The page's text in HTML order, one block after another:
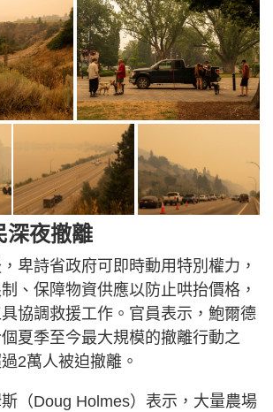
深夜撤離
卑詩省政府可即時動用特別權力，
、保障物資供應以防止哄抬價格，
協調救援工作。官員表示，鮑爾德
夏季至今最大規模的撤離行動之
2萬人被迫撤離。
（Doug Holmes）表示，大量農場